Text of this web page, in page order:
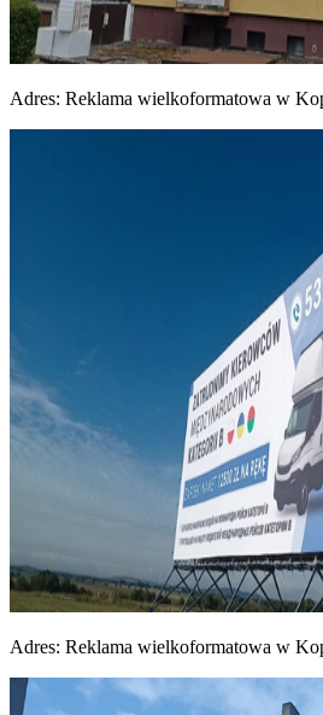
Adres: Reklama wielkoformatowa w
Adres: Reklama wielkoformatowa w